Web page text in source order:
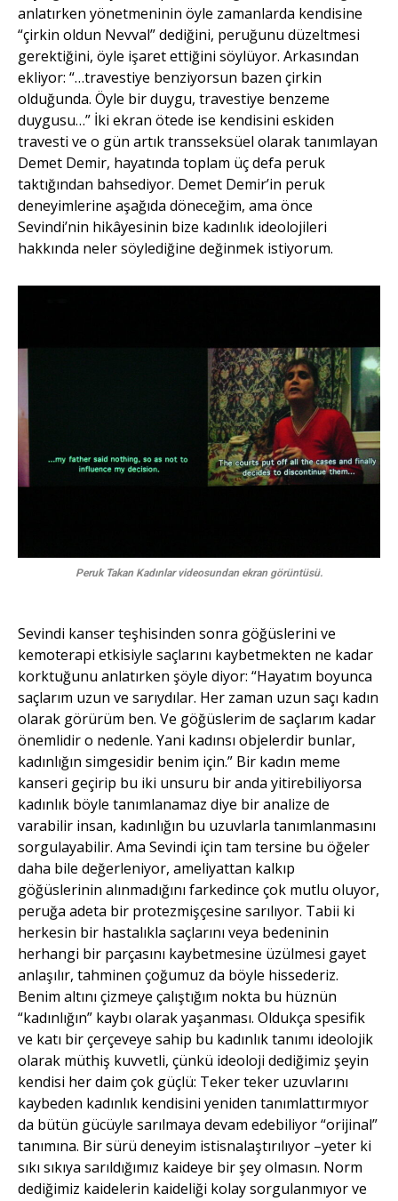
anlatırken yönetmeninin öyle zamanlarda kendisine
“çirkin oldun Nevval” dediğini, peruğunu düzeltmesi
gerektiğini, öyle işaret ettiğini söylüyor. Arkasından
ekliyor: “…travestiye benziyorsun bazen çirkin
olduğunda. Öyle bir duygu, travestiye benzeme
duygusu…” İki ekran ötede ise kendisini eskiden
travesti ve o gün artık transseksüel olarak tanımlayan
Demet Demir, hayatında toplam üç defa peruk
taktığından bahsediyor. Demet Demir’in peruk
deneyimlerine aşağıda döneceğim, ama önce
Sevindi’nin hikâyesinin bize kadınlık ideolojileri
hakkında neler söylediğine değinmek istiyorum.
Peruk Takan Kadınlar videosundan ekran görüntüsü.
Sevindi kanser teşhisinden sonra göğüslerini ve
kemoterapi etkisiyle saçlarını kaybetmekten ne kadar
korktuğunu anlatırken şöyle diyor: “Hayatım boyunca
saçlarım uzun ve sarıydılar. Her zaman uzun saçı kadın
olarak görürüm ben. Ve göğüslerim de saçlarım kadar
önemlidir o nedenle. Yani kadınsı objelerdir bunlar,
kadınlığın simgesidir benim için.” Bir kadın meme
kanseri geçirip bu iki unsuru bir anda yitirebiliyorsa
kadınlık böyle tanımlanamaz diye bir analize de
varabilir insan, kadınlığın bu uzuvlarla tanımlanmasını
sorgulayabilir. Ama Sevindi için tam tersine bu öğeler
daha bile değerleniyor, ameliyattan kalkıp
göğüslerinin alınmadığını farkedince çok mutlu oluyor,
peruğa adeta bir protezmişçesine sarılıyor. Tabii ki
herkesin bir hastalıkla saçlarını veya bedeninin
herhangi bir parçasını kaybetmesine üzülmesi gayet
anlaşılır, tahminen çoğumuz da böyle hissederiz.
Benim altını çizmeye çalıştığım nokta bu hüznün
“kadınlığın” kaybı olarak yaşanması. Oldukça spesifik
ve katı bir çerçeveye sahip bu kadınlık tanımı ideolojik
olarak müthiş kuvvetli, çünkü ideoloji dediğimiz şeyin
kendisi her daim çok güçlü: Teker teker uzuvlarını
kaybeden kadınlık kendisini yeniden tanımlattırmıyor
da bütün gücüyle sarılmaya devam edebiliyor “orijinal”
tanımına. Bir sürü deneyim istisnalaştırılıyor –yeter ki
sıkı sıkıya sarıldığımız kaideye bir şey olmasın. Norm
dediğimiz kaidelerin kaideliği kolay sorgulanmıyor ve